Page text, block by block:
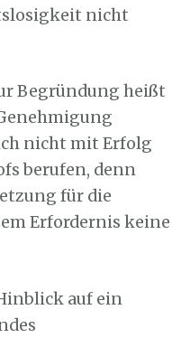
nicht
Begründung heißt
nicht mit Erfolg
berufen, denn
für die
Erfordernis keine
auf ein